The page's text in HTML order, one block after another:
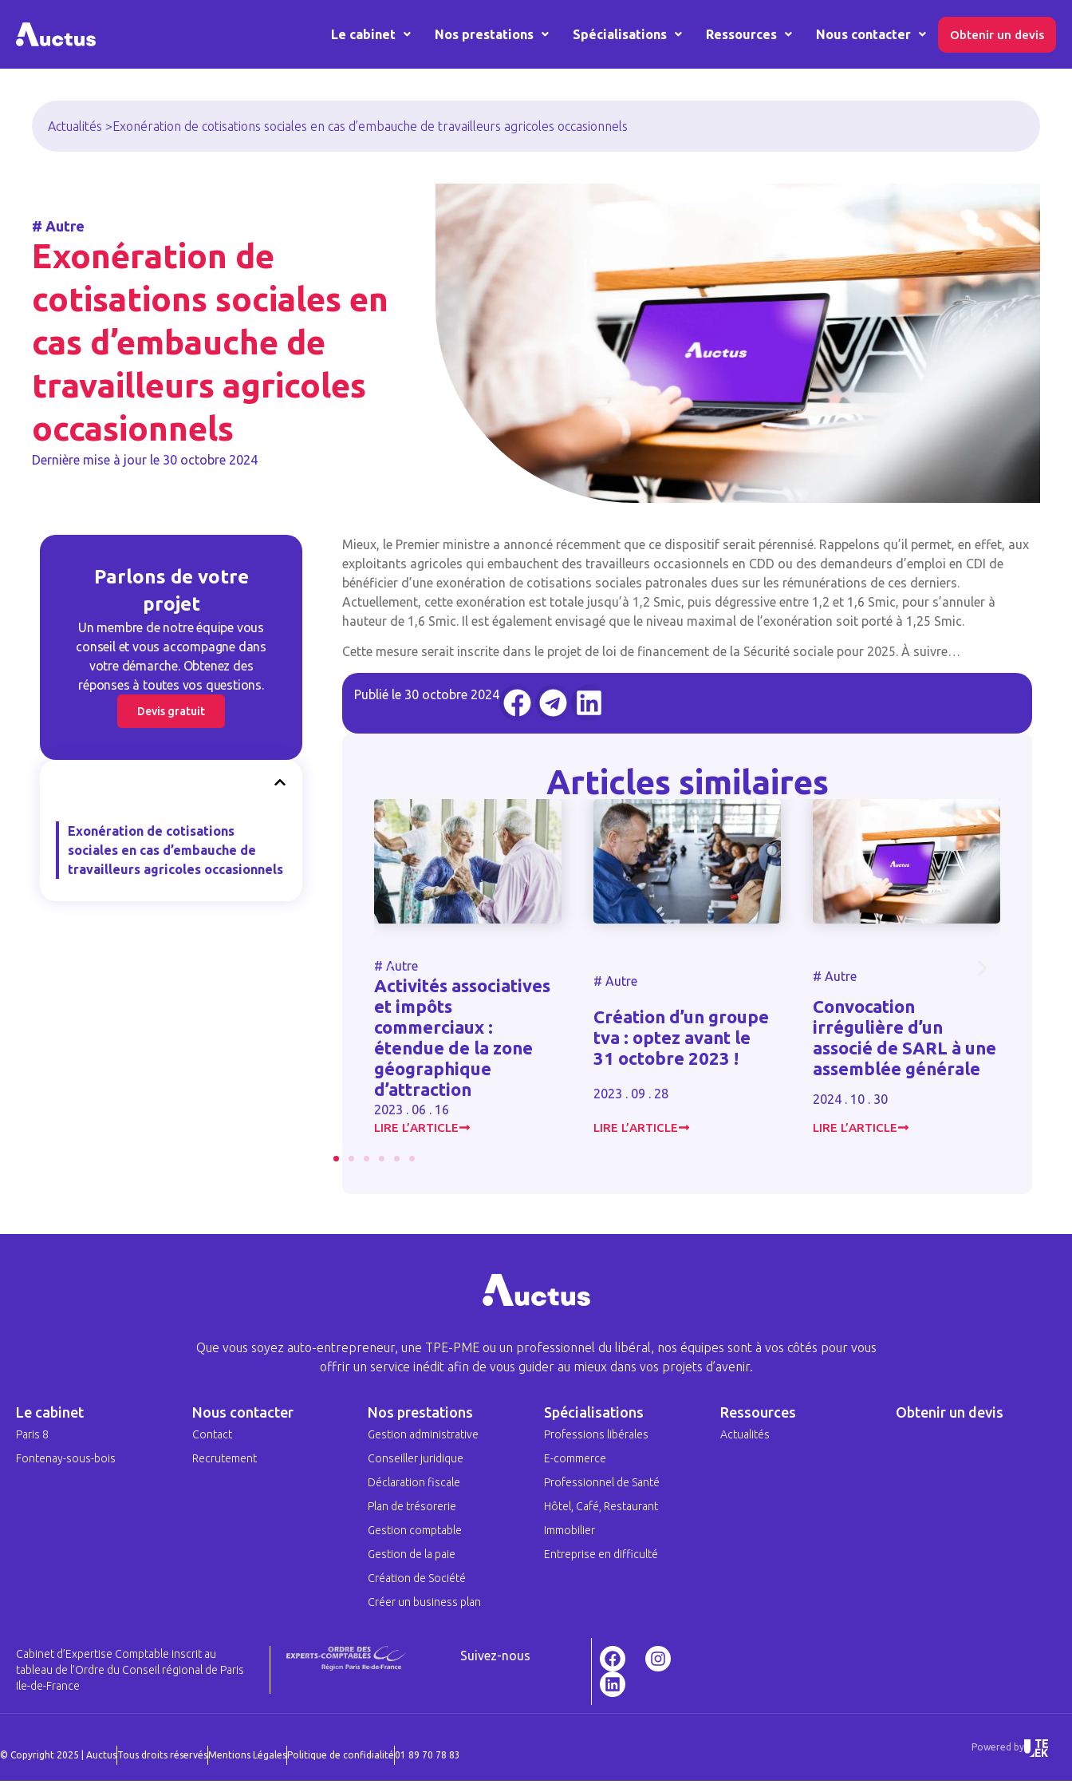
Le cabinet Nos prestations Spécialisations Ressources Nous contacter Obtenir un devis
Actualités >Exonération de cotisations sociales en cas d’embauche de travailleurs agricoles occasionnels
# Autre
Exonération de
cotisations sociales en
cas d’embauche de
travailleurs agricoles
occasionnels
Dernière mise à jour le 30 octobre 2024
Parlons de votre
projet
Un membre de notre équipe vous
conseil et vous accompagne dans
votre démarche. Obtenez des
réponses à toutes vos questions.
Devis gratuit
Exonération de cotisations
sociales en cas d’embauche de
travailleurs agricoles occasionnels
Mieux, le Premier ministre a annoncé récemment que ce dispositif serait pérennisé. Rappelons qu’il permet, en effet, aux
exploitants agricoles qui embauchent des travailleurs occasionnels en CDD ou des demandeurs d’emploi en CDI de
bénéficier d’une exonération de cotisations sociales patronales dues sur les rémunérations de ces derniers.
Actuellement, cette exonération est totale jusqu’à 1,2 Smic, puis dégressive entre 1,2 et 1,6 Smic, pour s’annuler à
hauteur de 1,6 Smic. Il est également envisagé que le niveau maximal de l’exonération soit porté à 1,25 Smic.
Cette mesure serait inscrite dans le projet de loi de financement de la Sécurité sociale pour 2025. À suivre…
Publié le 30 octobre 2024
Articles similaires
Autre
Activités associatives
et impôts
commerciaux :
étendue de la zone
géographique
d’attraction
2023 . 06 . 16
LIRE L’ARTICLE
Autre
Création d’un groupe
tva : optez avant le
31 octobre 2023 !
2023 . 09 . 28
LIRE L’ARTICLE
Autre
Convocation
irrégulière d’un
associé de SARL à une
assemblée générale
2024 . 10 . 30
LIRE L’ARTICLE
Que vous soyez auto-entrepreneur, une TPE-PME ou un professionnel du libéral, nos équipes sont à vos côtés pour vous
offrir un service inédit afin de vous guider au mieux dans vos projets d’avenir.
Le cabinet
Paris 8
Fontenay-sous-bois
Nous contacter
Contact
Recrutement
Nos prestations
Gestion administrative
Conseiller juridique
Déclaration fiscale
Plan de trésorerie
Gestion comptable
Gestion de la paie
Création de Société
Créer un business plan
Spécialisations
Professions libérales
E-commerce
Professionnel de Santé
Hôtel, Café, Restaurant
Immobilier
Entreprise en difficulté
Ressources
Actualités
Obtenir un devis
Cabinet d’Expertise Comptable inscrit au
tableau de l’Ordre du Conseil régional de Paris
Ile-de-France
Suivez-nous
© Copyright 2025 | AuctusTous droits réservésMentions Légales Politique de confidialité01 89 70 78 83
Powered by